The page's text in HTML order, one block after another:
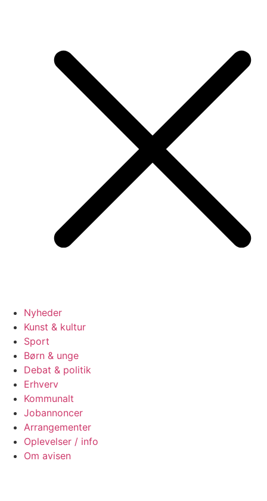
Nyheder
Kunst & kultur
Sport
Børn & unge
Debat & politik
Erhverv
Kommunalt
Jobannoncer
Arrangementer
Oplevelser / info
Om avisen